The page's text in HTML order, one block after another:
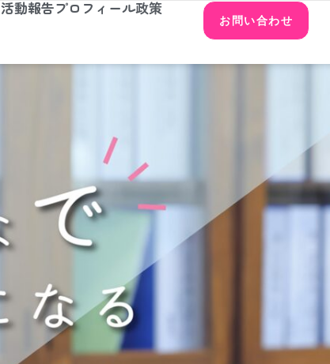
活動報告プロフィール政策
お問い合わせ